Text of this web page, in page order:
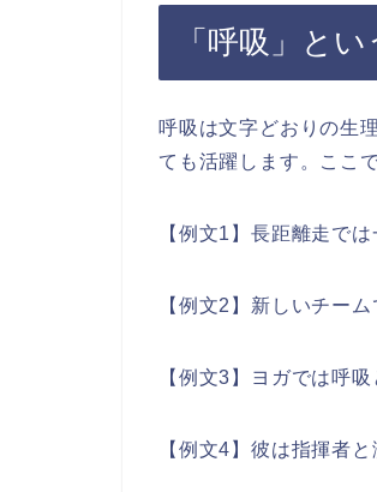
「呼吸」と
呼吸は文字どおりの生
ても活躍します。ここ
【例文1】長距離走で
【例文2】新しいチー
【例文3】ヨガでは呼
【例文4】彼は指揮者